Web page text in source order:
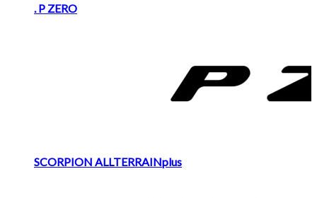
. P ZERO
SCORPION ALLTERRAINplus